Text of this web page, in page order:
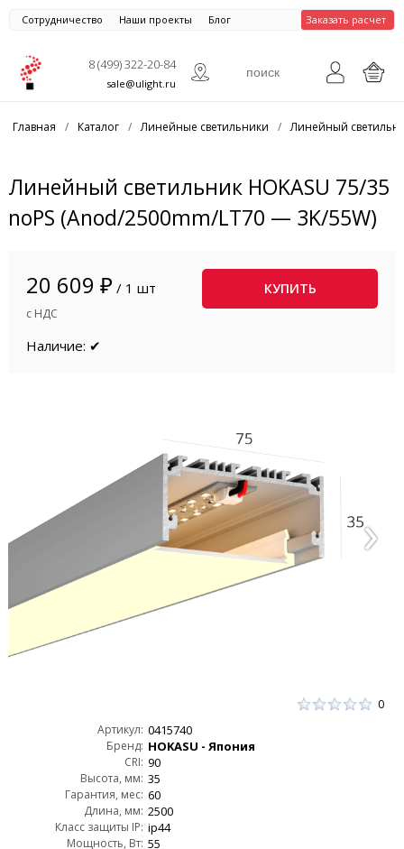
Сотрудничество Наши проекты Блог Заказать расчет
8 (499) 322-20-84
sale@ulight.ru
Главная / Каталог / Линейные светильники / Линейный
Линейный светильник HOKASU 75/35
noPS (Anod/2500mm/LT70 — 3K/55W)
20 609 ₽ / 1 шт
с НДС
КУПИТЬ
Наличие: ✔
0
Артикул: 0415740
Бренд: HOKASU - Япония
CRI: 90
Высота, мм: 35
Гарантия, мес: 60
Длина, мм: 2500
Класс защиты IP: ip44
Мощность, Вт: 55